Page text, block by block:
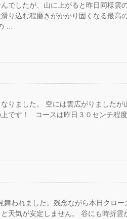
でしたが、山に上がると昨日同様雲
り込む程磨きがかかり固くなる最高
…
りました。 空には雲広がりましたが
です！ コースは昨日３０センチ程
われました。残念ながら本日クロ
天気が安定しません。 谷にも時折雲